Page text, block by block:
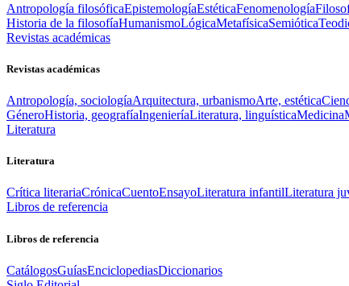
Antropología filosóficaEpistemologíaEstéticaFenomenología
Historia de la filosofíaHumanismoLógicaMetafísicaSemiótica
Revistas académicas
Revistas académicas
Antropología, sociologíaArquitectura, urbanismoArte, estética
GéneroHistoria, geografíaIngenieríaLiteratura, linguísticaMedicina
Literatura
Literatura
Crítica literariaCrónicaCuentoEnsayoLiteratura infantilLiteratura
Libros de referencia
Libros de referencia
CatálogosGuíasEnciclopediasDiccionarios